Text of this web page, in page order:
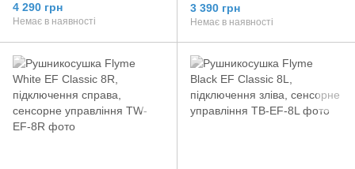
4 290 грн
Немає в наявності
3 390 грн
Немає в наявності